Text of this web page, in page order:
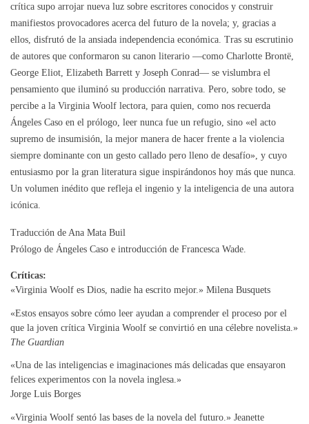
crítica supo arrojar nueva luz sobre escritores conocidos y construir
manifiestos provocadores acerca del futuro de la novela; y, gracias a
ellos, disfrutó de la ansiada independencia económica. Tras su escrutinio
de autores que conformaron su canon literario —como Charlotte Brontë,
George Eliot, Elizabeth Barrett y Joseph Conrad— se vislumbra el
pensamiento que iluminó su producción narrativa. Pero, sobre todo, se
percibe a la Virginia Woolf lectora, para quien, como nos recuerda
Ángeles Caso en el prólogo, leer nunca fue un refugio, sino «el acto
supremo de insumisión, la mejor manera de hacer frente a la violencia
siempre dominante con un gesto callado pero lleno de desafío», y cuyo
entusiasmo por la gran literatura sigue inspirándonos hoy más que nunca.
Un volumen inédito que refleja el ingenio y la inteligencia de una autora
icónica.
Traducción de Ana Mata Buil
Prólogo de Ángeles Caso e introducción de Francesca Wade.
Críticas:
«Virginia Woolf es Dios, nadie ha escrito mejor.» Milena Busquets
«Estos ensayos sobre cómo leer ayudan a comprender el proceso por el
que la joven crítica Virginia Woolf se convirtió en una célebre novelista.»
The Guardian
«Una de las inteligencias e imaginaciones más delicadas que ensayaron
felices experimentos con la novela inglesa.»
Jorge Luis Borges
«Virginia Woolf sentó las bases de la novela del futuro.» Jeanette